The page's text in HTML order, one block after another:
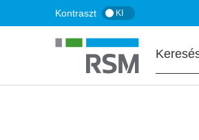
a
tartalomra
Kontraszt KI